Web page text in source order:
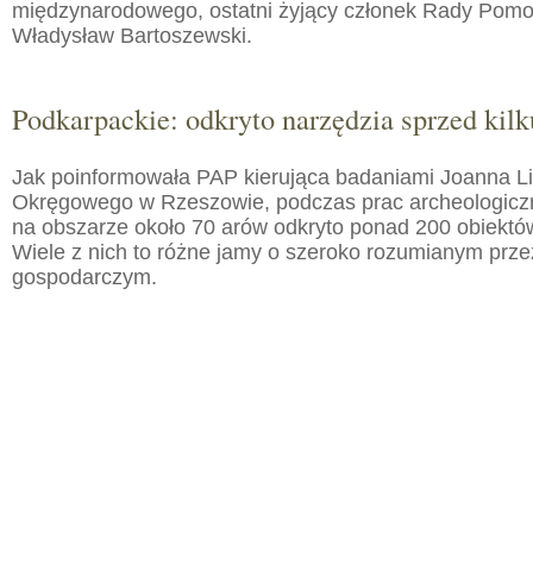
międzynarodowego, ostatni żyjący członek Rady
Władysław Bartoszewski.
Podkarpackie: odkryto narzędzia sprzed
Jak poinformowała PAP kierująca badaniami Joanna
Okręgowego w Rzeszowie, podczas prac
na obszarze około 70 arów odkryto ponad 200
Wiele z nich to różne jamy o szeroko rozumianym
gospodarczym.